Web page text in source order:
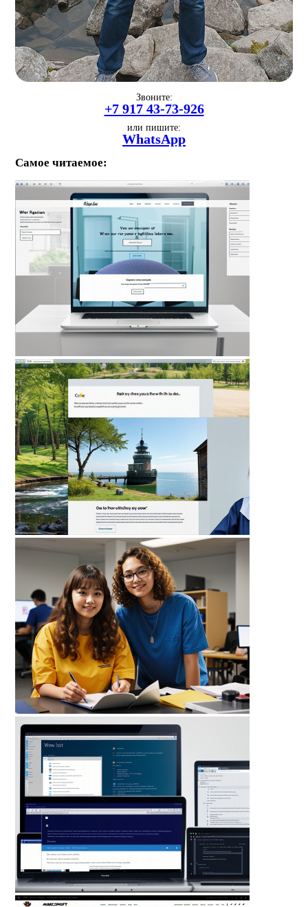
Звоните:
+7 917 43-73-926
или пишите:
WhatsApp
Самое читаемое: